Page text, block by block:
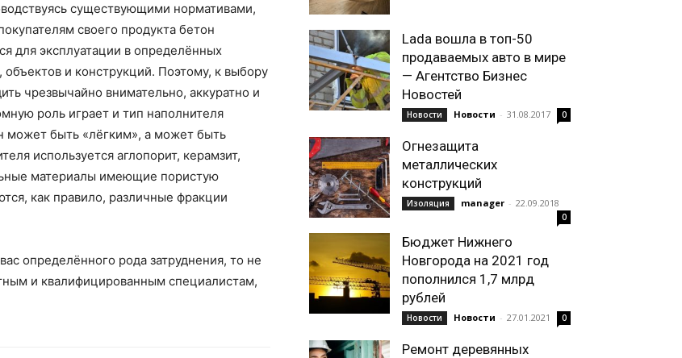
существующими нормативами,
своего продукта бетон
для эксплуатации в определённых
объектов и конструкций. Поэтому, к выбору
чрезвычайно внимательно, аккуратно и
роль играет и тип наполнителя
может быть «лёгким», а может быть
используется аглопорит, керамзит,
материалы имеющие пористую
как правило, различные фракции
определённого рода затруднения, то не
и квалифицированным специалистам,
Lada вошла в топ-50
продаваемых авто в мире
— Агентство Бизнес
Новостей
Новости Новости - 31.08.2017 0
Огнезащита
металлических
конструкций
Изоляция manager - 22.09.2018
0
Бюджет Нижнего
Новгорода на 2021 год
пополнился 1,7 млрд
рублей
Новости Новости - 27.01.2021 0
Ремонт деревянных